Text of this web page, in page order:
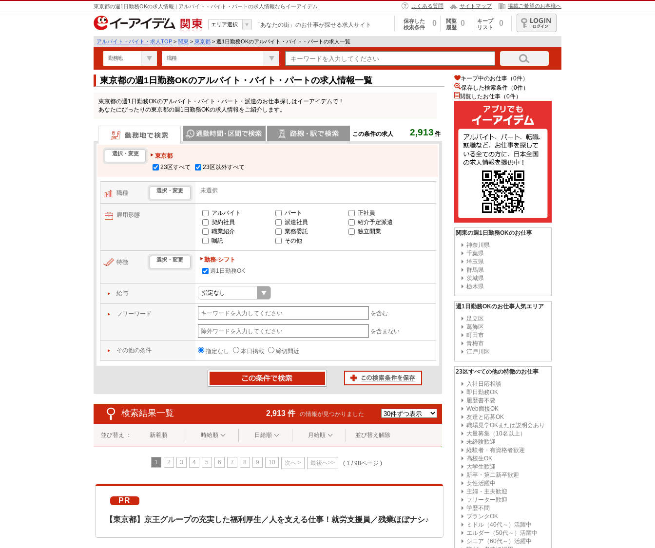
東京都の週1日勤務OKの求人情報 | アルバイト・バイト・パートの求人情報ならイーアイデム よくある質問 サイトマップ 掲載ご希望のお客様へ
関東
エリア選択 「あなたの街」のお仕事が探せる求人サイト
保存した
検索条件
0
閲覧
履歴
0
キープ
リスト
0
ログイン
アルバイト・バイト・求人TOP > 関東 > 東京都 > 週1日勤務OKのアルバイト・バイト・パートの求人一覧
勤務地 職種
東京都の週1日勤務OKのアルバイト・バイト・パートの求人情報一覧
東京都の週1日勤務OKのアルバイト・バイト・パート・派遣のお仕事探しはイーアイデムで！
あなたにぴったりの東京都の週1日勤務OKの求人情報をご紹介します。
この条件の求人 2,913 件
勤務地で検索
選択・変更
東京都
23区すべて
23区以外すべて
職種 選択・変更 未選択
雇用形態 アルバイト パート
正社員
契約社員
派遣社員
紹介予定派遣
職業紹介
業務委託
独立開業
嘱託
その他
特徴 選択・変更
勤務-シフト
週1日勤務OK
給与
フリーワード を含む
を含まない
その他の条件 指定なし 本日掲載 締切間近
検索結果一覧 2,913 件 の情報が見つかりました
並び替え ： 新着順 時給順 日給順 月給順 並び替え解除
1 2 3 4 5 6 7 8 9 10 次へ > 最後へ>> ( 1 / 98ページ )
PR
【東京都】京王グループの充実した福利厚生／人を支える仕事！就労支援員／残業ほぼナシ♪
キープ中のお仕事（0件）
保存した検索条件（0件）
閲覧したお仕事（0件）
関東の週1日勤務OKのお仕事
神奈川県
千葉県
埼玉県
群馬県
茨城県
栃木県
週1日勤務OKのお仕事人気エリア
足立区
葛飾区
町田市
青梅市
江戸川区
23区すべての他の特徴のお仕事
入社日応相談
即日勤務OK
履歴書不要
Web面接OK
友達と応募OK
職場見学OKまたは説明会あり
大量募集（10名以上）
未経験歓迎
経験者・有資格者歓迎
高校生OK
大学生歓迎
新卒・第二新卒歓迎
女性活躍中
主婦・主夫歓迎
フリーター歓迎
学歴不問
ブランクOK
ミドル（40代～）活躍中
エルダー（50代～）活躍中
シニア（60代～）活躍中